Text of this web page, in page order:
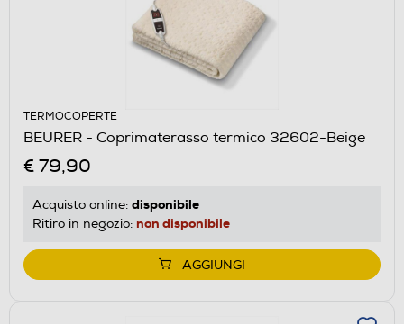
TERMOCOPERTE
BEURER - Coprimaterasso termico 32602-Beige
€ 79,90
Acquisto online: disponibile
Ritiro in negozio: non disponibile
AGGIUNGI